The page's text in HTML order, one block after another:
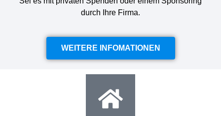
durch Ihre Firma.
WEITERE INFOMATIONEN